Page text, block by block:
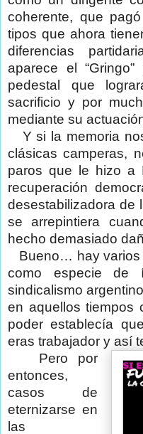
coherente, que
tipos que ahora
diferencias
aparece el
pedestal que
sacrificio y por
mediante su
Y si la memoria
clásicas camperas,
paros que le hizo a
recuperación
desestabilizadora de
se arrepintiera
hecho demasiado
Bueno… hay varios
como especie de
sindicalismo
en aquellos tiempos
poder establecía
eras trabajador y así
Pero por
entonces,
casos de
eternizarse en
las